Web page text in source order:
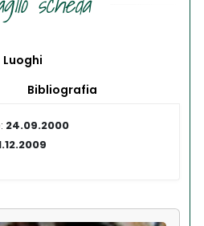
Luoghi
Bibliografia
24.09.2000